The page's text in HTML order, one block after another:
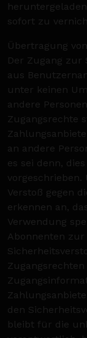
sofort zu
Übertragung
Der Zugang zur
aus
unter keinen
andere
Zugangsrechte
an andere
es sei denn,
Verstoß gegen
erkennen an,
Verwendung
Abonnenten zur
den
bleibt für die